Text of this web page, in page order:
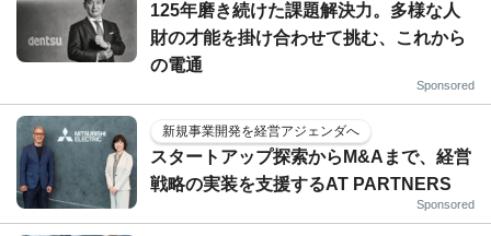
125年磨き続けた課題解決力。多様な人
財の才能を掛け合わせて挑む、これから
の電通
Sponsored
新規事業開発を経営アジェンダへ
スタートアップ探索からM&Aまで、経営
戦略の実装を支援するAT PARTNERS
Sponsored